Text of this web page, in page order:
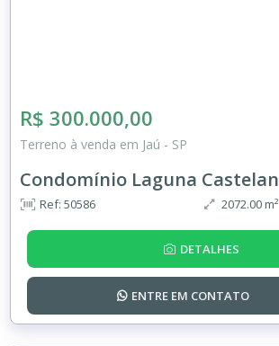
R$ 300.000,00
Terreno à venda em Jaú - SP
Condomínio Laguna Castelan
Ref: 50586 2072.00 m²
DETALHES
ENTRE EM CONTATO